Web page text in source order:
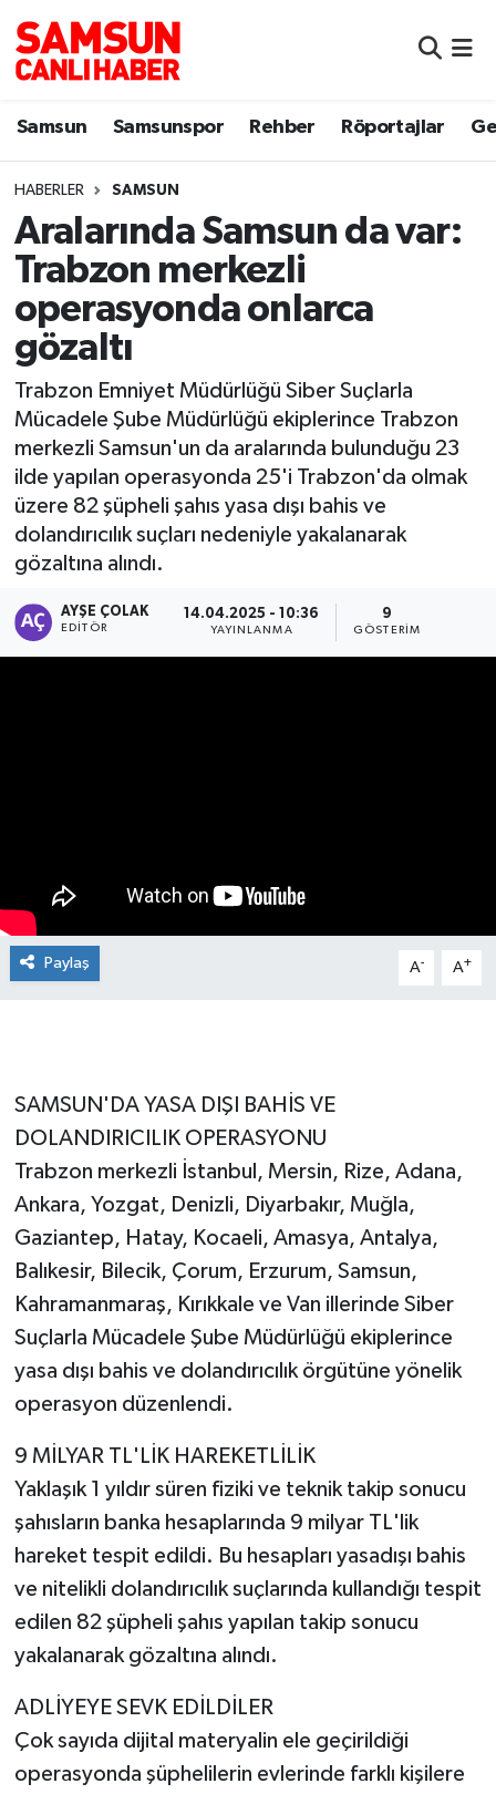
Samsun Samsunspor Rehber Röportajlar
HABERLER SAMSUN
Aralarında Samsun da var:
Trabzon merkezli
operasyonda onlarca
gözaltı
Trabzon Emniyet Müdürlüğü Siber Suçlarla
Mücadele Şube Müdürlüğü ekiplerince Trabzon
merkezli Samsun'un da aralarında bulunduğu 23
ilde yapılan operasyonda 25'i Trabzon'da olmak
üzere 82 şüpheli şahıs yasa dışı bahis ve
dolandırıcılık suçları nedeniyle yakalanarak
gözaltına alındı.
AYŞE ÇOLAK
EDITÖR
14.04.2025 - 10:36
YAYINLANMA
9
GÖSTERIM
Paylaş A- A+
SAMSUN'DA YASA DIŞI BAHİS VE
DOLANDIRICILIK OPERASYONU
Trabzon merkezli İstanbul, Mersin, Rize, Adana,
Ankara, Yozgat, Denizli, Diyarbakır, Muğla,
Gaziantep, Hatay, Kocaeli, Amasya, Antalya,
Balıkesir, Bilecik, Çorum, Erzurum, Samsun,
Kahramanmaraş, Kırıkkale ve Van illerinde Siber
Suçlarla Mücadele Şube Müdürlüğü ekiplerince
yasa dışı bahis ve dolandırıcılık örgütüne yönelik
operasyon düzenlendi.
9 MİLYAR TL'LİK HAREKETLİLİK
Yaklaşık 1 yıldır süren fiziki ve teknik takip sonucu
şahısların banka hesaplarında 9 milyar TL'lik
hareket tespit edildi. Bu hesapları yasadışı bahis
ve nitelikli dolandırıcılık suçlarında kullandığı tespit
edilen 82 şüpheli şahıs yapılan takip sonucu
yakalanarak gözaltına alındı.
ADLİYEYE SEVK EDİLDİLER
Çok sayıda dijital materyalin ele geçirildiği
operasyonda şüphelilerin evlerinde farklı kişilere
Samsun
Sokak Röportajları
Genel
Dünya
Eğitim
Sağlık
Yemek
Manşet Haberi
Samsun Nöbetçi Eczaneler
Samsun Hava Durumu
Samsun Namaz Vakitleri
Samsun Trafik Yoğunluk Haritası
Süper Lig Puan Durumu ve Fikstür
Tüm Manşetler
Son Dakika Haberleri
Haber Arşivi